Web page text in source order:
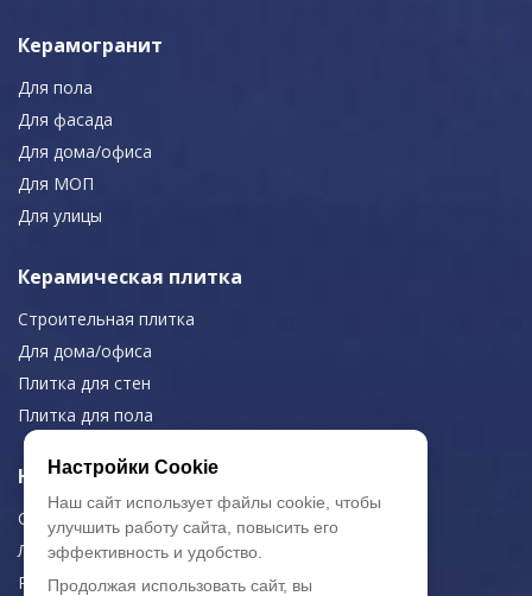
Керамогранит
Для пола
Для фасада
Для дома/офиса
Для МОП
Для улицы
Керамическая плитка
Строительная плитка
Для дома/офиса
Плитка для стен
Плитка для пола
Навигация
О компании
Логистика
Резка керамогранита
Настройки Cookie
Наш сайт использует файлы cookie, чтобы
улучшить работу сайта, повысить его
эффективность и удобство.
Продолжая использовать сайт, вы